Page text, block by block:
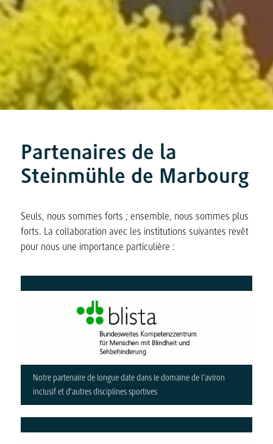
Partenaires de la
Steinmühle de Marbourg
Seuls, nous sommes forts ; ensemble, nous sommes plus
forts. La collaboration avec les institutions suivantes revêt
pour nous une importance particulière :
Notre partenaire de longue date dans le domaine de l’aviron
inclusif et d’autres disciplines sportives